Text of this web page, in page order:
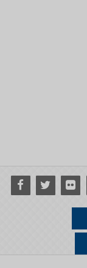
Facebook
Twitter Flickr